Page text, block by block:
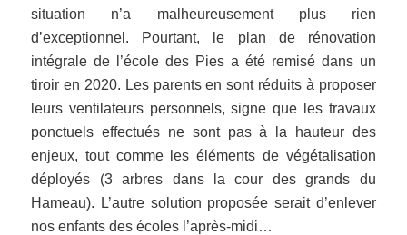
situation n’a malheureusement plus rien
d’exceptionnel. Pourtant, le plan de rénovation
intégrale de l’école des Pies a été remisé dans un
tiroir en 2020. Les parents en sont réduits à proposer
leurs ventilateurs personnels, signe que les travaux
ponctuels effectués ne sont pas à la hauteur des
enjeux, tout comme les éléments de végétalisation
déployés (3 arbres dans la cour des grands du
Hameau). L’autre solution proposée serait d’enlever
nos enfants des écoles l’après-midi…